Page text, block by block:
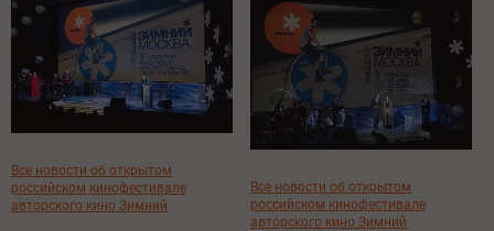
Все новости об открытом
российском кинофестивале
авторского кино Зимний
Все новости об открытом
российском кинофестивале
авторского кино Зимний